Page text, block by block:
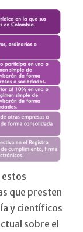
estos
que presten
y científicos
sobre el